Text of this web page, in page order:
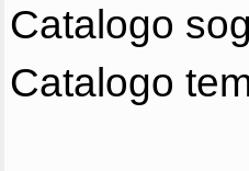
Catalogo
Catalogo